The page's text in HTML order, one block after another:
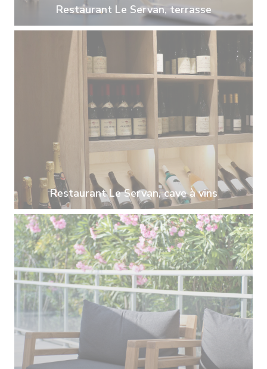
Restaurant Le Servan, terrasse
Restaurant Le Servan, cave à vins